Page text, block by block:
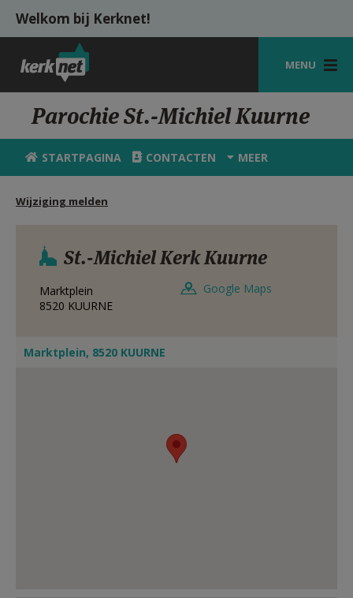
Overslaan en naar de inhoud gaan
Welkom bij Kerknet!
MENU
STARTPAGINA
KERK
VIERINGEN
SHOP
MIJN PAROCHIE
Parochie St.-Michiel Kuurne
STARTPAGINA CONTACTEN MEER
Wijziging melden
St.-Michiel Kerk Kuurne
Marktplein
8520 KUURNE
Google Maps
Marktplein, 8520 KUURNE